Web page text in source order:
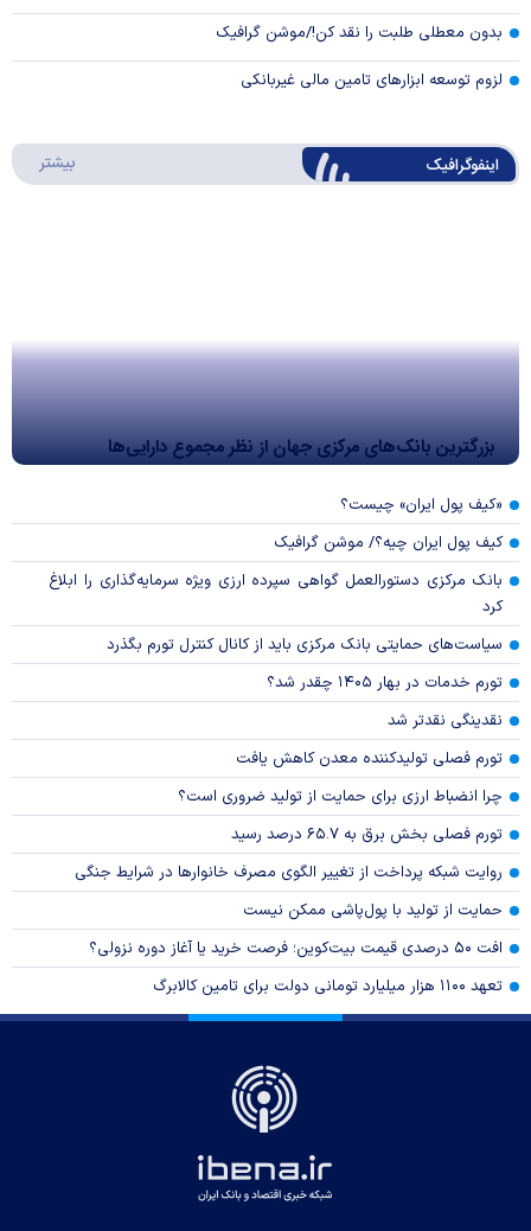
بدون معطلی طلبت را نقد کن!/موشن گرافیک
لزوم توسعه ابزارهای تامین مالی غیربانکی
اینفوگرافیک بیشتر
بزرگترین بانک‌های مرکزی جهان از نظر مجموع دارایی‌ها
«کیف پول ایران» چیست؟
کیف پول ایران چیه؟/ موشن گرافیک
بانک مرکزی دستورالعمل گواهی سپرده ارزی ویژه سرمایه‌گذاری را ابلاغ
کرد
سیاست‌های حمایتی بانک مرکزی باید از کانال کنترل تورم بگذرد
تورم خدمات در بهار ۱۴۰۵ چقدر شد؟
نقدینگی نقدتر شد
تورم فصلی تولیدکننده معدن کاهش یافت
چرا انضباط ارزی برای حمایت از تولید ضروری است؟
تورم فصلی بخش برق به ۶۵.۷ درصد رسید
روایت شبکه پرداخت از تغییر الگوی مصرف خانوار‌ها در شرایط جنگی
حمایت از تولید با پول‌پاشی ممکن نیست
افت ۵۰ درصدی قیمت بیت‌کوین؛ فرصت خرید یا آغاز دوره نزولی؟
تعهد ۱۱۰۰ هزار میلیارد تومانی دولت برای تامین کالابرگ